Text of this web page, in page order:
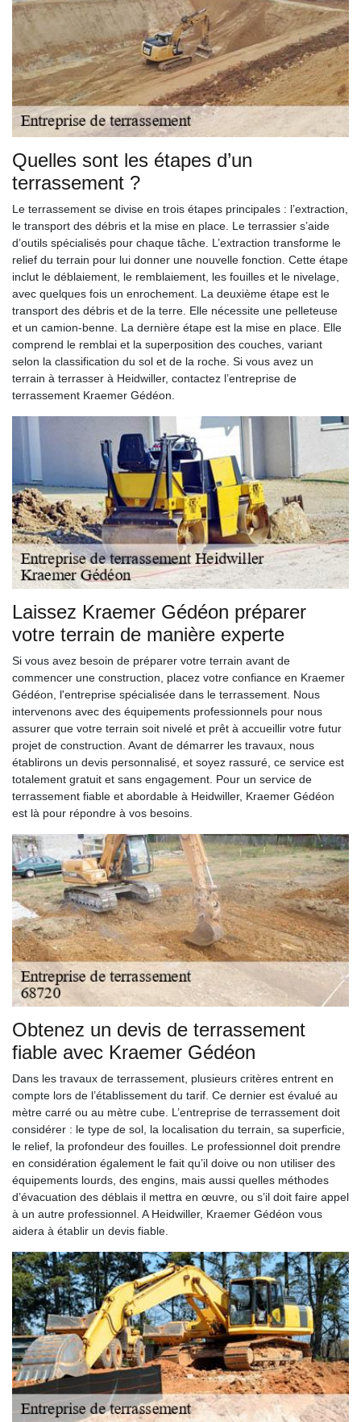
Quelles sont les étapes d’un
terrassement ?
Le terrassement se divise en trois étapes principales : l’extraction,
le transport des débris et la mise en place. Le terrassier s’aide
d’outils spécialisés pour chaque tâche. L’extraction transforme le
relief du terrain pour lui donner une nouvelle fonction. Cette étape
inclut le déblaiement, le remblaiement, les fouilles et le nivelage,
avec quelques fois un enrochement. La deuxième étape est le
transport des débris et de la terre. Elle nécessite une pelleteuse
et un camion-benne. La dernière étape est la mise en place. Elle
comprend le remblai et la superposition des couches, variant
selon la classification du sol et de la roche. Si vous avez un
terrain à terrasser à Heidwiller, contactez l’entreprise de
terrassement Kraemer Gédéon.
Laissez Kraemer Gédéon préparer
votre terrain de manière experte
Si vous avez besoin de préparer votre terrain avant de
commencer une construction, placez votre confiance en Kraemer
Gédéon, l'entreprise spécialisée dans le terrassement. Nous
intervenons avec des équipements professionnels pour nous
assurer que votre terrain soit nivelé et prêt à accueillir votre futur
projet de construction. Avant de démarrer les travaux, nous
établirons un devis personnalisé, et soyez rassuré, ce service est
totalement gratuit et sans engagement. Pour un service de
terrassement fiable et abordable à Heidwiller, Kraemer Gédéon
est là pour répondre à vos besoins.
Obtenez un devis de terrassement
fiable avec Kraemer Gédéon
Dans les travaux de terrassement, plusieurs critères entrent en
compte lors de l’établissement du tarif. Ce dernier est évalué au
mètre carré ou au mètre cube. L’entreprise de terrassement doit
considérer : le type de sol, la localisation du terrain, sa superficie,
le relief, la profondeur des fouilles. Le professionnel doit prendre
en considération également le fait qu’il doive ou non utiliser des
équipements lourds, des engins, mais aussi quelles méthodes
d’évacuation des déblais il mettra en œuvre, ou s’il doit faire appel
à un autre professionnel. A Heidwiller, Kraemer Gédéon vous
aidera à établir un devis fiable.